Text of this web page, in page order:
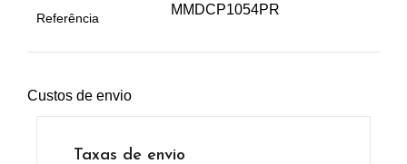
Referência
MMDCP1054PR
Custos de envio
Taxas de envio